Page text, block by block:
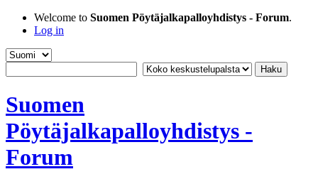
Welcome to Suomen Pöytäjalkapalloyhdistys - Forum.
Log in
Suomen
Pöytäjalkapalloyhdistys -
Forum